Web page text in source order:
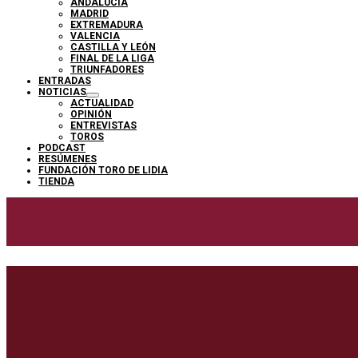
MADRID
EXTREMADURA
VALENCIA
CASTILLA Y LEÓN
FINAL DE LA LIGA
TRIUNFADORES
ENTRADAS
NOTICIAS
ACTUALIDAD
OPINIÓN
ENTREVISTAS
TOROS
PODCAST
RESÚMENES
FUNDACIÓN TORO DE LIDIA
TIENDA